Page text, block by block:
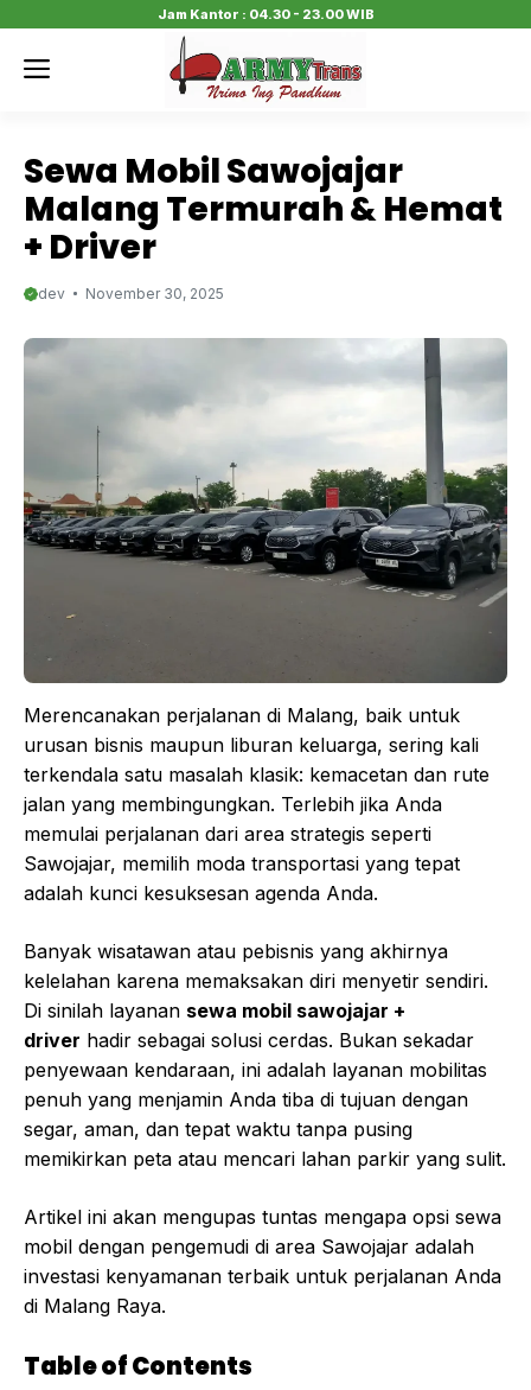
content
Jam Kantor : 04.30 - 23.00 WIB
Menu
Sewa Mobil Sawojajar
Malang Termurah & Hemat
+ Driver
dev November 30, 2025
Merencanakan perjalanan di Malang, baik untuk
urusan bisnis maupun liburan keluarga, sering kali
terkendala satu masalah klasik: kemacetan dan rute
jalan yang membingungkan. Terlebih jika Anda
memulai perjalanan dari area strategis seperti
Sawojajar, memilih moda transportasi yang tepat
adalah kunci kesuksesan agenda Anda.
Banyak wisatawan atau pebisnis yang akhirnya
kelelahan karena memaksakan diri menyetir sendiri.
Di sinilah layanan sewa mobil sawojajar +
driver hadir sebagai solusi cerdas. Bukan sekadar
penyewaan kendaraan, ini adalah layanan mobilitas
penuh yang menjamin Anda tiba di tujuan dengan
segar, aman, dan tepat waktu tanpa pusing
memikirkan peta atau mencari lahan parkir yang sulit.
Artikel ini akan mengupas tuntas mengapa opsi sewa
mobil dengan pengemudi di area Sawojajar adalah
investasi kenyamanan terbaik untuk perjalanan Anda
di Malang Raya.
Table of Contents